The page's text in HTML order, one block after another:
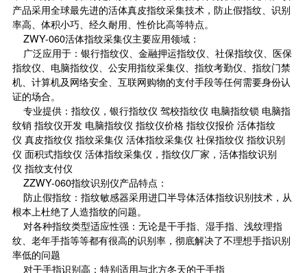
产品采用全球最先进的活体真皮指纹采集技术，防止假指纹、识别
率高、体积小巧、经久耐用、性价比高等特点。
ZWY-060活体指纹采集仪主要应用领域：
广泛应用于：银行指纹仪、金融押运指纹仪、社保指纹仪、医保
指纹仪、电脑指纹仪、公安用指纹采集仪、指纹考勤仪、指纹门禁
机、计算机及网络安全、互联网购物的支付手段等任何需要身份认
证的场合。
专业提供：指纹仪，银行指纹仪 驾校指纹仪 电脑指纹锁 电脑指
纹销 指纹仪开发 电脑指纹仪 指纹仪价格 指纹仪报价 活体指纹
仪 真皮指纹仪 指纹采集仪 活体指纹采集仪 社保指纹仪 指纹识别
仪 面积式指纹仪 活体指纹采集仪，指纹仪厂家，活体指纹识别
仪 指纹支付仪
ZZWY-060指纹识别仪产品特点：
防止假指纹：指纹敏感器采用进囗半导体活体指纹识别技术，从
根本上杜绝了人造指纹的问题。
对各种指纹类型适应性强：无论是干手指、湿手指、浅纹理指
纹、老年手指等等都有很高的识别率，彻底解决了不理想手指识别
率低的问题
对干手指识别高：特别适用与北方冬天的干手指